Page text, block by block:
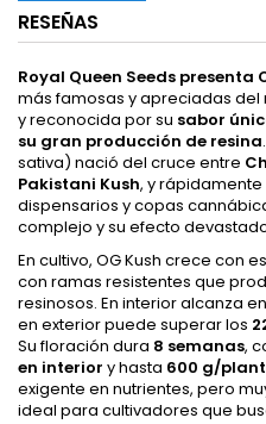
RESEÑAS
Royal Queen Seeds presenta
más famosas y apreciadas
y reconocida por su sabor
su gran producción de resina
sativa) nació del cruce entre
Pakistani Kush, y
dispensarios y copas
complejo y su efecto
En cultivo, OG Kush crece con
con ramas resistentes que
resinosos. En interior alcanza
en exterior puede superar los
Su floración dura 8 semanas,
en interior y hasta 600 g/
exigente en nutrientes, pero
ideal para cultivadores que